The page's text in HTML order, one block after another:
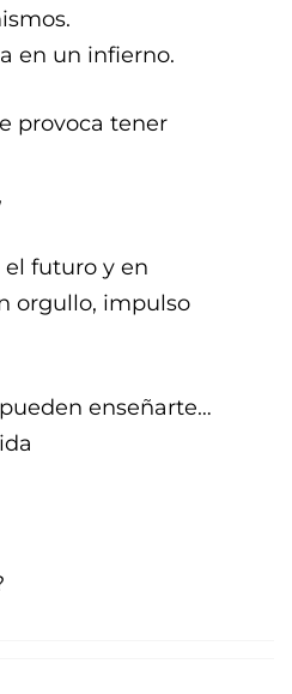
en un infierno.
provoca tener
el futuro y en
orgullo, impulso
enseñarte…